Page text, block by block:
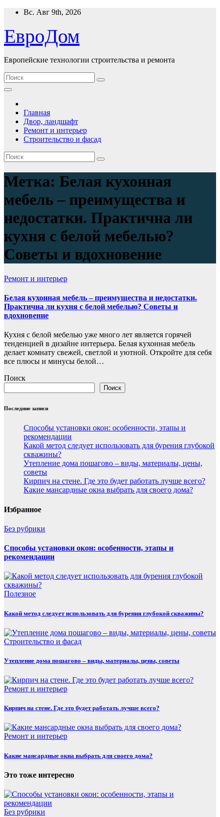
Перейти
содержимому
Вс. Авг 9th, 2026
ЕвроДом
Европейские технологии строительства и ремонта
Главная
Двор, ландшафт
Ремонт и интерьер
Строительство и фасад
Метка: Белая кухонная
мебель – преимущества и
недостатки. Практична ли
кухня с белой мебелью?
Советы и вдохновение
Ремонт и интерьер
Белая кухонная мебель – преимущества и недостатки.
Практична ли кухня с белой мебелью? Советы и
вдохновение
Кухня с белой мебелью уже много лет является горячей
тенденцией в дизайне интерьера. Белая кухонная мебель
делает комнату свежей, светлой и уютной. Откройте для себя
все плюсы и минусы белой…
Поиск
Поиск
Последние записи
Способы установки окон: особенности, этапы и
рекомендации
Какой метод следует использовать для бурения глубокой
скважины?
Утепление дома пошагово – виды, материалы, цены,
советы
Кирпич на стене. Где это будет работать лучше всего?
Какие мансардные окна выбрать для своего дома?
Избранное
Без рубрики
Способы установки окон: особенности, этапы и
рекомендации
Полезнoe
Какой метод следует использовать для бурения глубокой скважины?
Строительство и фасад
Утепление дома пошагово – виды, материалы, цены, советы
Ремонт и интерьер
Кирпич на стене. Где это будет работать лучше всего?
Ремонт и интерьер
Какие мансардные окна выбрать для своего дома?
Это тоже интересно
Без рубрики